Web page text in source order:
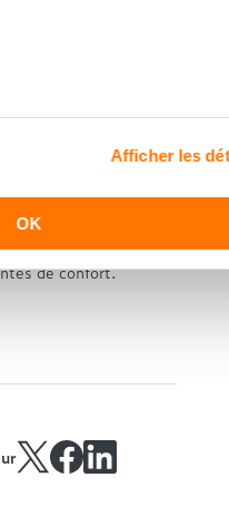
Afficher les
OK
altérer les performances
un soutien optimal.
solutions. Les Conseillers
chaque client pour
à sa morphologie, à ses
de confort.